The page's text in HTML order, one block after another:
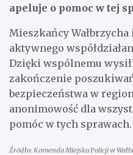
apeluje o pomoc w tej
Mieszkańcy
aktywnego
Dzięki wspólnemu
zakończenie
bezpieczeństwa w
anonimowość dla
pomóc w tych sprawach.
Źródło: Komenda Miejska Policji w